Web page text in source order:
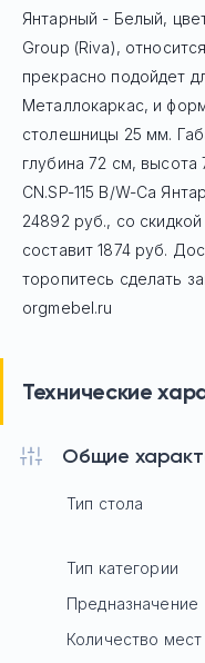
Янтарный - Белый,
Group (Riva),
прекрасно подойдет
Mеталлокаркас, и
столешницы 25 мм.
глубина 72 см,
CN.SP-115 B/W-Са
24892 руб., со
составит 1874 руб.
торопитесь сделать
orgmebel.ru
Технические
Общие
Тип стола
Тип категории
Предназначение
Количество мест